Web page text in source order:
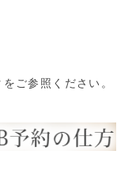
ご参照ください。